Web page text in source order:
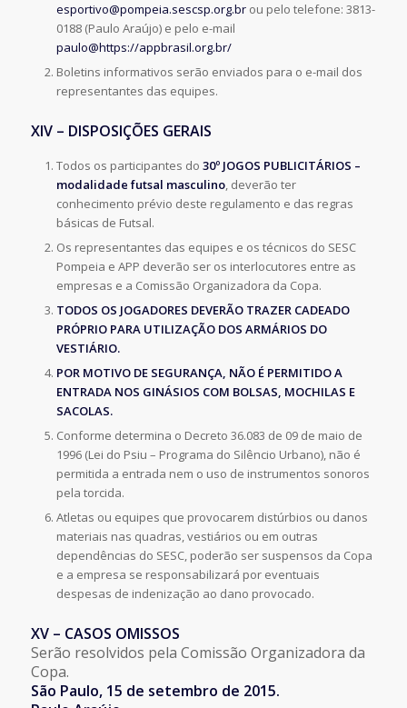
esportivo@pompeia.sescsp.org.brou pelo telefone: 3813-
0188 (Paulo Araújo) e pelo e-mail
paulo@https://appbrasil.org.br/
Boletins informativos serão enviados para o e-mail dos
representantes das equipes.
XIV – DISPOSIÇÕES GERAIS
Todos os participantes do 30º JOGOS PUBLICITÁRIOS –
modalidade futsal masculino, deverão ter
conhecimento prévio deste regulamento e das regras
básicas de Futsal.
Os representantes das equipes e os técnicos do SESC
Pompeia e APP deverão ser os interlocutores entre as
empresas e a Comissão Organizadora da Copa.
TODOS OS JOGADORES DEVERÃO TRAZER CADEADO
PRÓPRIO PARA UTILIZAÇÃO DOS ARMÁRIOS DO
VESTIÁRIO.
POR MOTIVO DE SEGURANÇA, NÃO É PERMITIDO A
ENTRADA NOS GINÁSIOS COM BOLSAS, MOCHILAS E
SACOLAS.
Conforme determina o Decreto 36.083 de 09 de maio de
1996 (Lei do Psiu – Programa do Silêncio Urbano), não é
permitida a entrada nem o uso de instrumentos sonoros
pela torcida.
Atletas ou equipes que provocarem distúrbios ou danos
materiais nas quadras, vestiários ou em outras
dependências do SESC, poderão ser suspensos da Copa
e a empresa se responsabilizará por eventuais
despesas de indenização ao dano provocado.
XV – CASOS OMISSOS
Serão resolvidos pela Comissão Organizadora da
Copa.
São Paulo, 15 de setembro de 2015.